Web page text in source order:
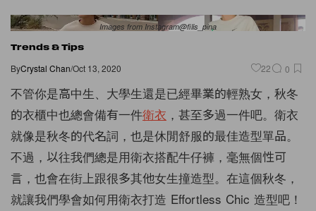
Images from Instagram@filis_pina
Trends & Tips
ByCrystal Chan/Oct 13, 2020 22 0
不管你是高中生、大學生還是已經畢業的輕熟女，秋冬
的衣櫃中也總會備有一件衛衣 ，甚至多過一件吧。衛衣
就像是秋冬的代名詞，也是休閒舒服的最佳造型單品。
不過，以往我們總是用衛衣搭配牛仔褲，毫無個性可
言，也會在街上跟很多其他女生撞造型。在這個秋冬，
就讓我們學會如何用衛衣打造 Effortless Chic 造型吧！